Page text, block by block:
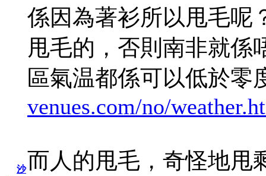
沙
係因為著衫所以甩毛呢
甩毛的，否則南非就係
區氣温都係可以低於零
venues.com/no/
而人的甩毛，奇怪地甩